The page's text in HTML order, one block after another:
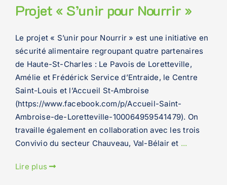
Projet « S’unir pour Nourrir »
Le projet « S’unir pour Nourrir » est une initiative en
sécurité alimentaire regroupant quatre partenaires
de Haute-St-Charles : Le Pavois de Loretteville,
Amélie et Frédérick Service d’Entraide, le Centre
Saint-Louis et l’Accueil St-Ambroise
(https://www.facebook.com/p/Accueil-Saint-
Ambroise-de-Loretteville-100064959541479). On
travaille également en collaboration avec les trois
Convivio du secteur Chauveau, Val-Bélair et ...
Lire plus